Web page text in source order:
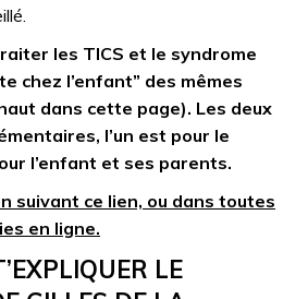
les TICS et le syndrome
chez l’enfant” des mêmes
dans cette page). Les deux
l’un est pour le
l’enfant et ses parents.
suivant ce lien, ou dans toutes
en ligne.
LE